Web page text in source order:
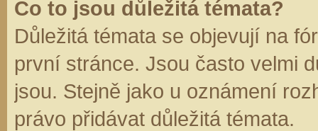
Co to jsou důležitá témata?
Důležitá témata se objevují na
první stránce. Jsou často velmi
jsou. Stejně jako u oznámení
právo přidávat důležitá témata.